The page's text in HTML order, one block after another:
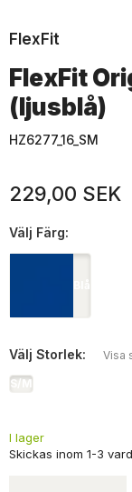
FlexFit
FlexFit
(ljusblå)
HZ6277_16_SM
229,00 SEK
Välj Färg:
Blå
Välj Storlek: Visa
S/M
I lager